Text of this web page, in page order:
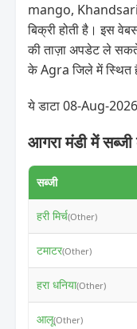
mango,
बिक्री होती है। इस
की ताज़ा अपडेट ले
के Agra जिले में स्थित
ये डाटा 08-Aug-
आगरा मंडी में सब्जी
सब्जी
हरी मिर्च(Other)
टमाटर(Other)
हरा धनिया(Other)
आलू(Other)